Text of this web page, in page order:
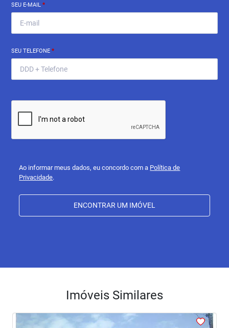
SEU E-MAIL*
SEU TELEFONE*
Ao informar meus dados, eu concordo com a Política de
Privacidade.
ENCONTRAR UM IMÓVEL
Imóveis Similares